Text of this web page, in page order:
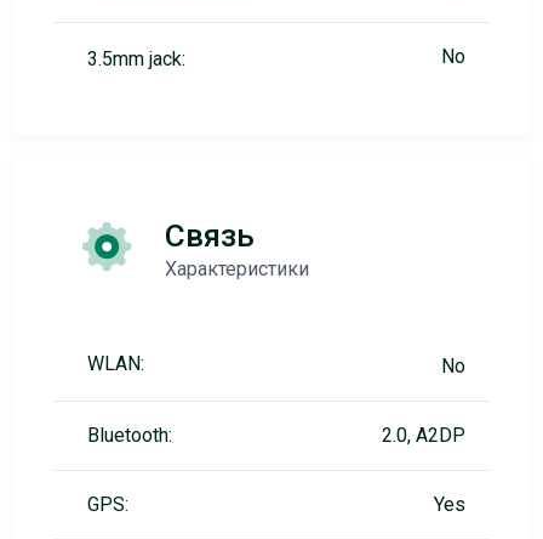
3.5mm jack: No
Связь
Характеристики
WLAN: No
Bluetooth: 2.0, A2DP
GPS: Yes